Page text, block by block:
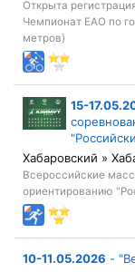
Открыта
Чемпионат ЕАО по
метров)
15-
Хабаровский »
Всероссийские
ориентированию
10-11.05.2026 -